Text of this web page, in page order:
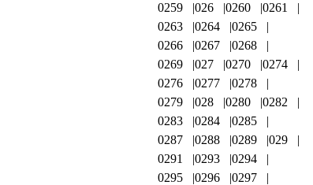
0259
026 0260
0261
0263
0264
0265
0266
0267
0268
0269
027 0270
0274
0276
0277
0278
0279
028 0280
0282
0283
0284
0285
0287
0288 0289
029
0291
0293
0294
0295
0296
0297